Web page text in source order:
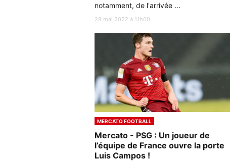
notamment, de l'arrivée ...
28 mai 2022 à 11h00
MERCATO FOOTBALL
Mercato - PSG : Un joueur de
l’équipe de France ouvre la porte
Luis Campos !